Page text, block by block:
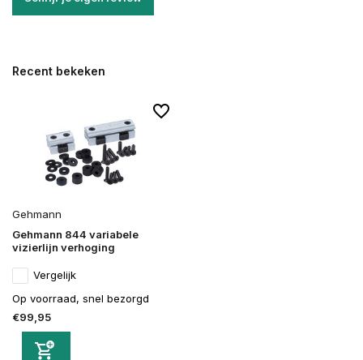
Recent bekeken
Gehmann
Gehmann 844 variabele
vizierlijn verhoging
Vergelijk
Op voorraad, snel bezorgd
€99,95